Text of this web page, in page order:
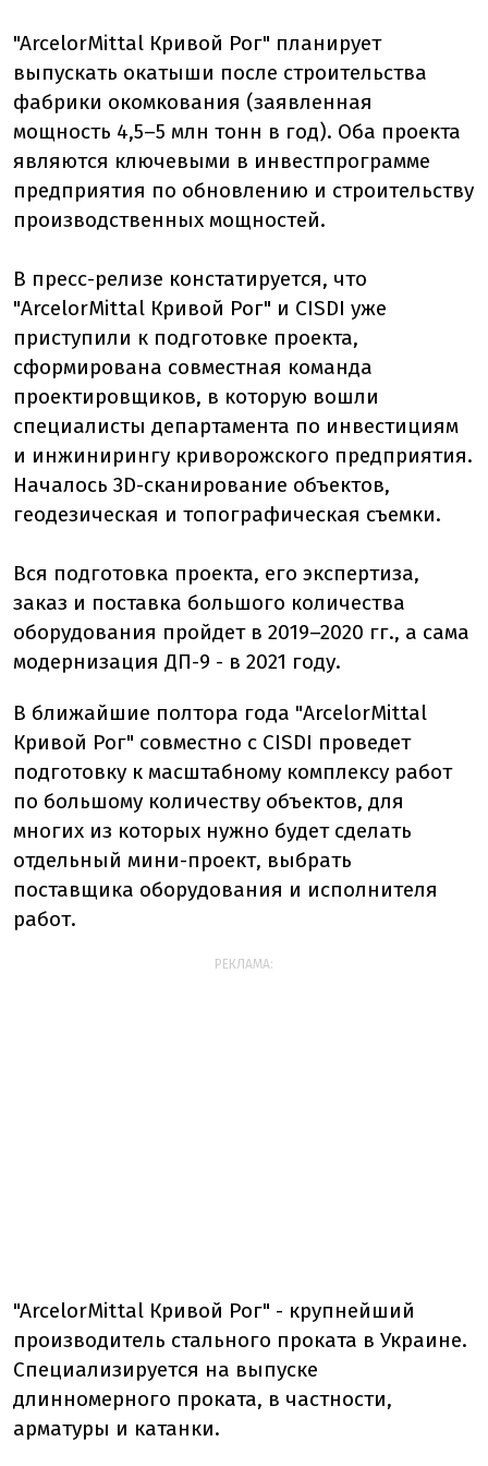
"ArcelorMittal Кривой Рог" планирует
выпускать окатыши после строительства
фабрики окомкования (заявленная
мощность 4,5–5 млн тонн в год). Оба проекта
являются ключевыми в инвестпрограмме
предприятия по обновлению и строительству
производственных мощностей.
В пресс-релизе констатируется, что
"ArcelorMittal Кривой Рог" и CISDI уже
приступили к подготовке проекта,
сформирована совместная команда
проектировщиков, в которую вошли
специалисты департамента по инвестициям
и инжинирингу криворожского предприятия.
Началось 3D-сканирование объектов,
геодезическая и топографическая съемки.
Вся подготовка проекта, его экспертиза,
заказ и поставка большого количества
оборудования пройдет в 2019–2020 гг., а сама
модернизация ДП-9 - в 2021 году.
В ближайшие полтора года "ArcelorMittal
Кривой Рог" совместно с CISDI проведет
подготовку к масштабному комплексу работ
по большому количеству объектов, для
многих из которых нужно будет сделать
отдельный мини-проект, выбрать
поставщика оборудования и исполнителя
работ.
РЕКЛАМА:
"ArcelorMittal Кривой Рог" - крупнейший
производитель стального проката в Украине.
Специализируется на выпуске
длинномерного проката, в частности,
арматуры и катанки.